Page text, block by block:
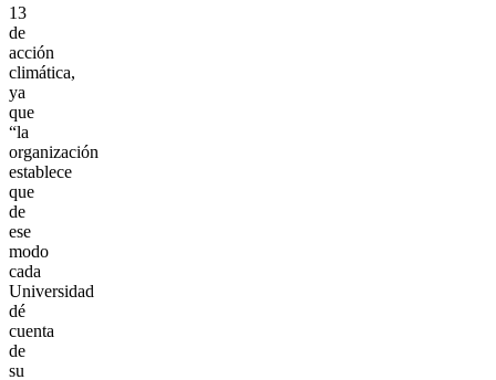
13
de
acción
climática,
ya
que
“la
organización
establece
que
de
ese
modo
cada
Universidad
dé
cuenta
de
su